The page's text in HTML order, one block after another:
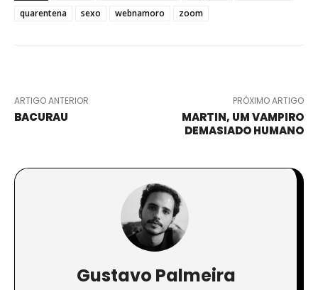
quarentena
sexo webnamoro zoom
ARTIGO ANTERIOR
BACURAU
PRÓXIMO ARTIGO
MARTIN, UM VAMPIRO
DEMASIADO HUMANO
Gustavo Palmeira